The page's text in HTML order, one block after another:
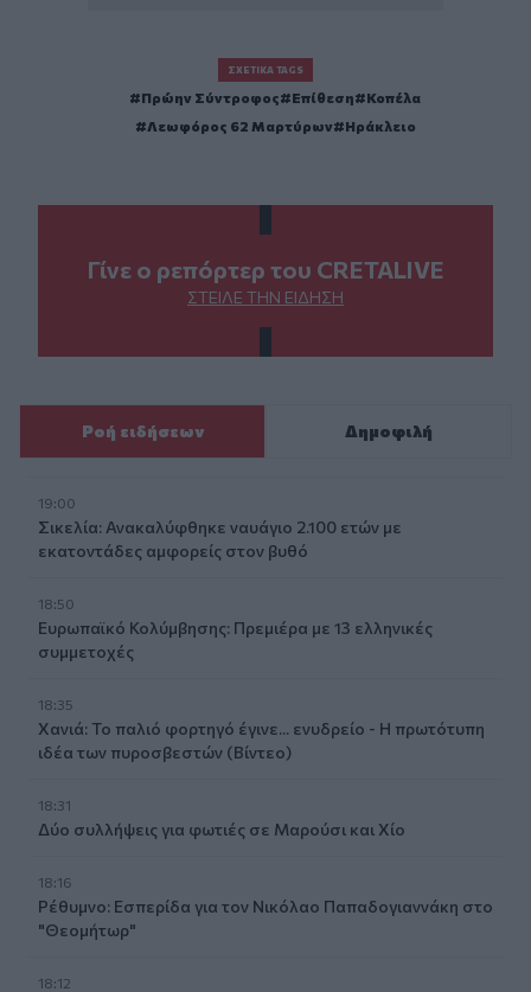
ΣΧΕΤΙΚΆ TAGS
Πρώην Σύντροφος Επίθεση
Κοπέλα
Λεωφόρος 62 Μαρτύρων
Ηράκλειο
Γίνε ο ρεπόρτερ του CRETALIVE
ΣΤΕΊΛΕ ΤΗΝ ΕΊΔΗΣΗ
Ροή ειδήσεων Δημοφιλή
19:00
Σικελία: Ανακαλύφθηκε ναυάγιο 2.100 ετών με
εκατοντάδες αμφορείς στον βυθό
18:50
Ευρωπαϊκό Κολύμβησης: Πρεμιέρα με 13 ελληνικές
συμμετοχές
18:35
Χανιά: Το παλιό φορτηγό έγινε... ενυδρείο - Η πρωτότυπη
ιδέα των πυροσβεστών (Βίντεο)
18:31
Δύο συλλήψεις για φωτιές σε Μαρούσι και Χίο
18:16
Ρέθυμνο: Εσπερίδα για τον Νικόλαο Παπαδογιαννάκη στο
"Θεομήτωρ"
18:12